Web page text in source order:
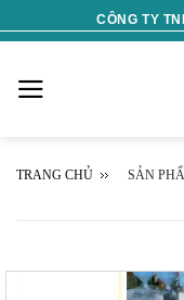
to
CÔNG TY
TRANG CHỦ
SẢN